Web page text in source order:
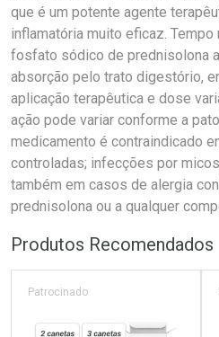
que é um potente agente
inflamatória muito eficaz.
fosfato sódico de prednisolona
absorção pelo trato digestório,
aplicação terapêutica e dose
ação pode variar conforme a
medicamento é contraindicado
controladas; infecções por
também em casos de alergia
prednisolona ou a qualquer
Produtos Recomendados
Patrocinado